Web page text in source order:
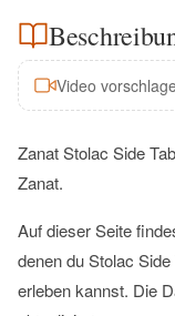
Video
Zanat Stolac Side
Zanat.
Auf dieser Seite
denen du Stolac
erleben kannst. Die